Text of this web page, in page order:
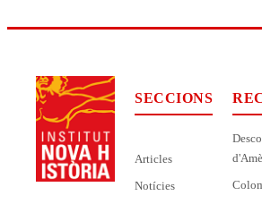
SECCIONS
Articles
Notícies